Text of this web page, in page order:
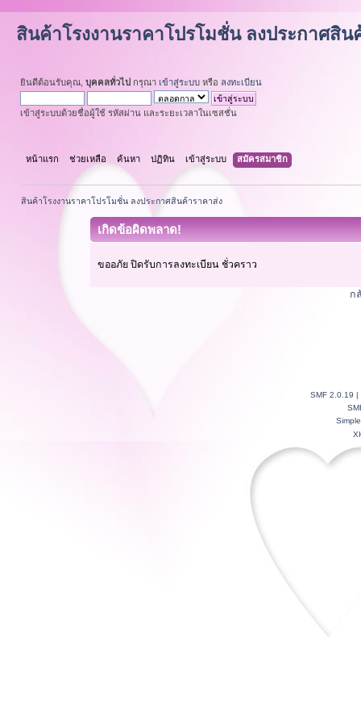
สินค้าโรงงานราคาโปรโมชั่น ลงประกาศสิน
ยินดีต้อนรับคุณ, บุคคลทั่วไป กรุณา เข้าสู่ระบบ หรือ ลงทะเบียน
เข้าสู่ระบบด้วยชื่อผู้ใช้ รหัสผ่าน และระยะเวลาในเซสชั่น
หน้าแรก ช่วยเหลือ ค้นหา ปฏิทิน เข้าสู่ระบบ สมัครสมาชิก
สินค้าโรงงานราคาโปรโมชั่น ลงประกาศสินค้าราคาส่ง
เกิดข้อผิดพลาด!
ขออภัย ปิดรับการลงทะเบียน ชั่วคราว
ก
SMF 2.0.19 |